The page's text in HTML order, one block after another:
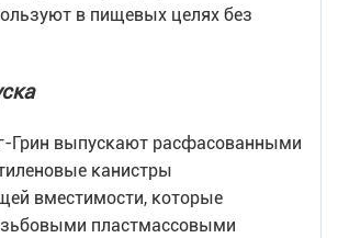
в пищевых целях без
Грин выпускают расфасованными
канистры
вместимости, которые
пластмассовыми